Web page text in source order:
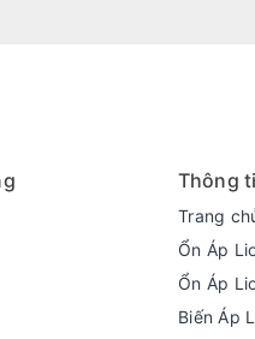
Thông
Trang
Ổn Áp
Ổn Áp
Biến Áp